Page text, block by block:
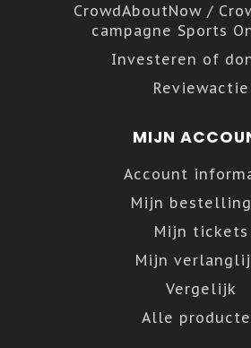
CrowdAboutNow /
campagne Sports
Investeren of
Reviewactie
MIJN
Account
Mijn
Mijn tickets
Mijn
Vergelijk
Alle